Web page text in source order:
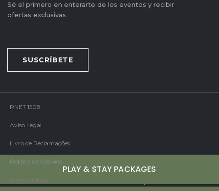
PLAY & STAY PACKAGES
Sé el primero en enterarte de los eventos y recibir
ofertas exclusivas
SUSCRÍBETE
RNET 1508
Aviso Legal
Livro de Reclamações
Política de Cookies
Gerir Cookies